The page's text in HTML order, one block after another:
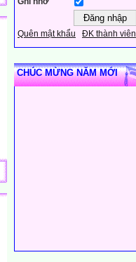
Quên mật khẩu ĐK thành viên
CHÚC MỪNG NĂM MỚI